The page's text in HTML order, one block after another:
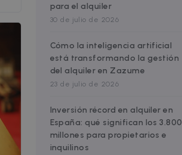
para el alquiler
30 de julio de 2026
Cómo la inteligencia artificial
está transformando la gestión
del alquiler en Zazume
23 de julio de 2026
Inversión récord en alquiler en
España: qué significan los 3.800
millones para propietarios e
inquilinos
cannot be used
to remember visitor
Cookie-Script.com
to identify trusted